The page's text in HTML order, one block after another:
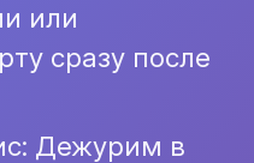
или
сразу после
Дежурим в